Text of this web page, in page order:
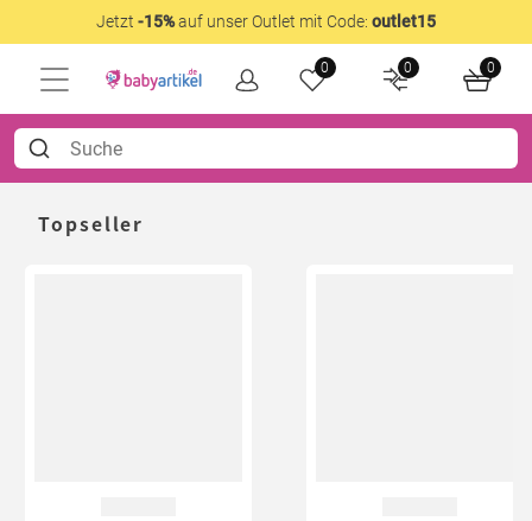
Jetzt -15%auf unser Outlet mit Code: outlet15
0 0 0
Topseller